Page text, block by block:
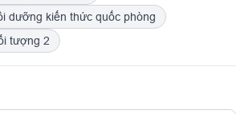
dưỡng kiến thức quốc phòng
tượng 2